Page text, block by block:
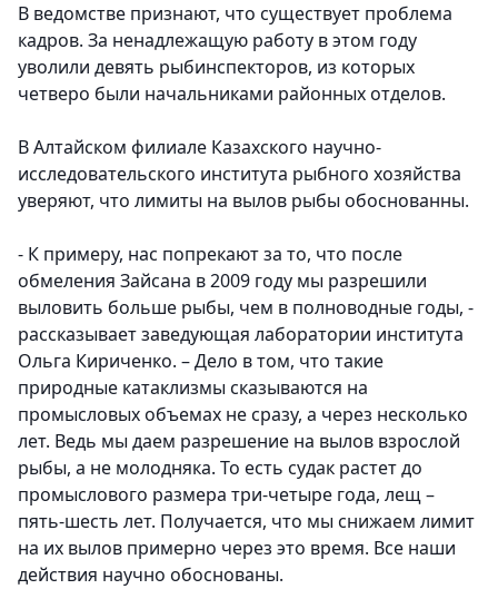
В ведомстве признают, что существует проблема
кадров. За ненадлежащую работу в этом году
уволили девять рыбинспекторов, из которых
четверо были начальниками районных отделов.
В Алтайском филиале Казахского научно-
исследовательского института рыбного хозяйства
уверяют, что лимиты на вылов рыбы обоснованны.
- К примеру, нас попрекают за то, что после
обмеления Зайсана в 2009 году мы разрешили
выловить больше рыбы, чем в полноводные годы, -
рассказывает заведующая лаборатории института
Ольга Кириченко. – Дело в том, что такие
природные катаклизмы сказываются на
промысловых объемах не сразу, а через несколько
лет. Ведь мы даем разрешение на вылов взрослой
рыбы, а не молодняка. То есть судак растет до
промыслового размера три-четыре года, лещ –
пять-шесть лет. Получается, что мы снижаем лимит
на их вылов примерно через это время. Все наши
действия научно обоснованы.